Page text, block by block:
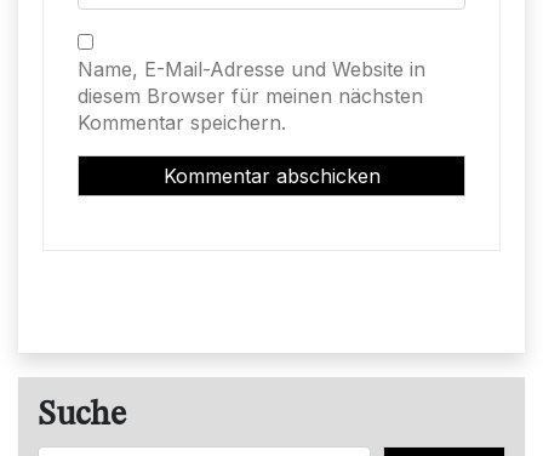
Name, E-Mail-Adresse und Website in
diesem Browser für meinen nächsten
Kommentar speichern.
Suche